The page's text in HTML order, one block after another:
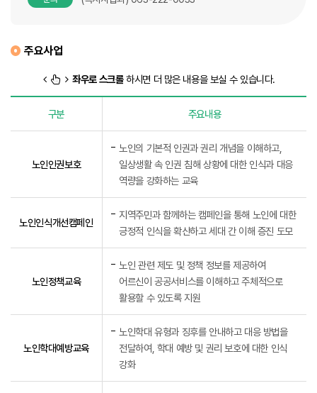
주요사업
좌우로 스크롤하시면 더 많은 내용을 보실 수 있습니다.
구분 주요내용
노인인권보호
노인의 기본적 인권과 권리 개념을 이해하고,
일상생활 속 인권 침해 상황에 대한 인식과 대응
역량을 강화하는 교육
노인인식개선캠페인
지역주민과 함께하는 캠페인을 통해 노인에 대한
긍정적 인식을 확산하고 세대 간 이해 증진 도모
노인정책교육
노인 관련 제도 및 정책 정보를 제공하여
어르신이 공공서비스를 이해하고 주체적으로
활용할 수 있도록 지원
노인학대예방교육
노인학대 유형과 징후를 안내하고 대응 방법을
전달하여, 학대 예방 및 권리 보호에 대한 인식
강화